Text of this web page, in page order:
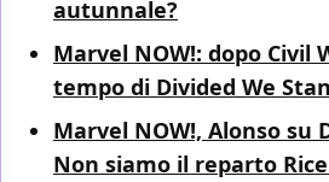
autunnale?
Marvel NOW!: dopo Civil
tempo di Divided We
Marvel NOW!, Alonso su
Non siamo il reparto